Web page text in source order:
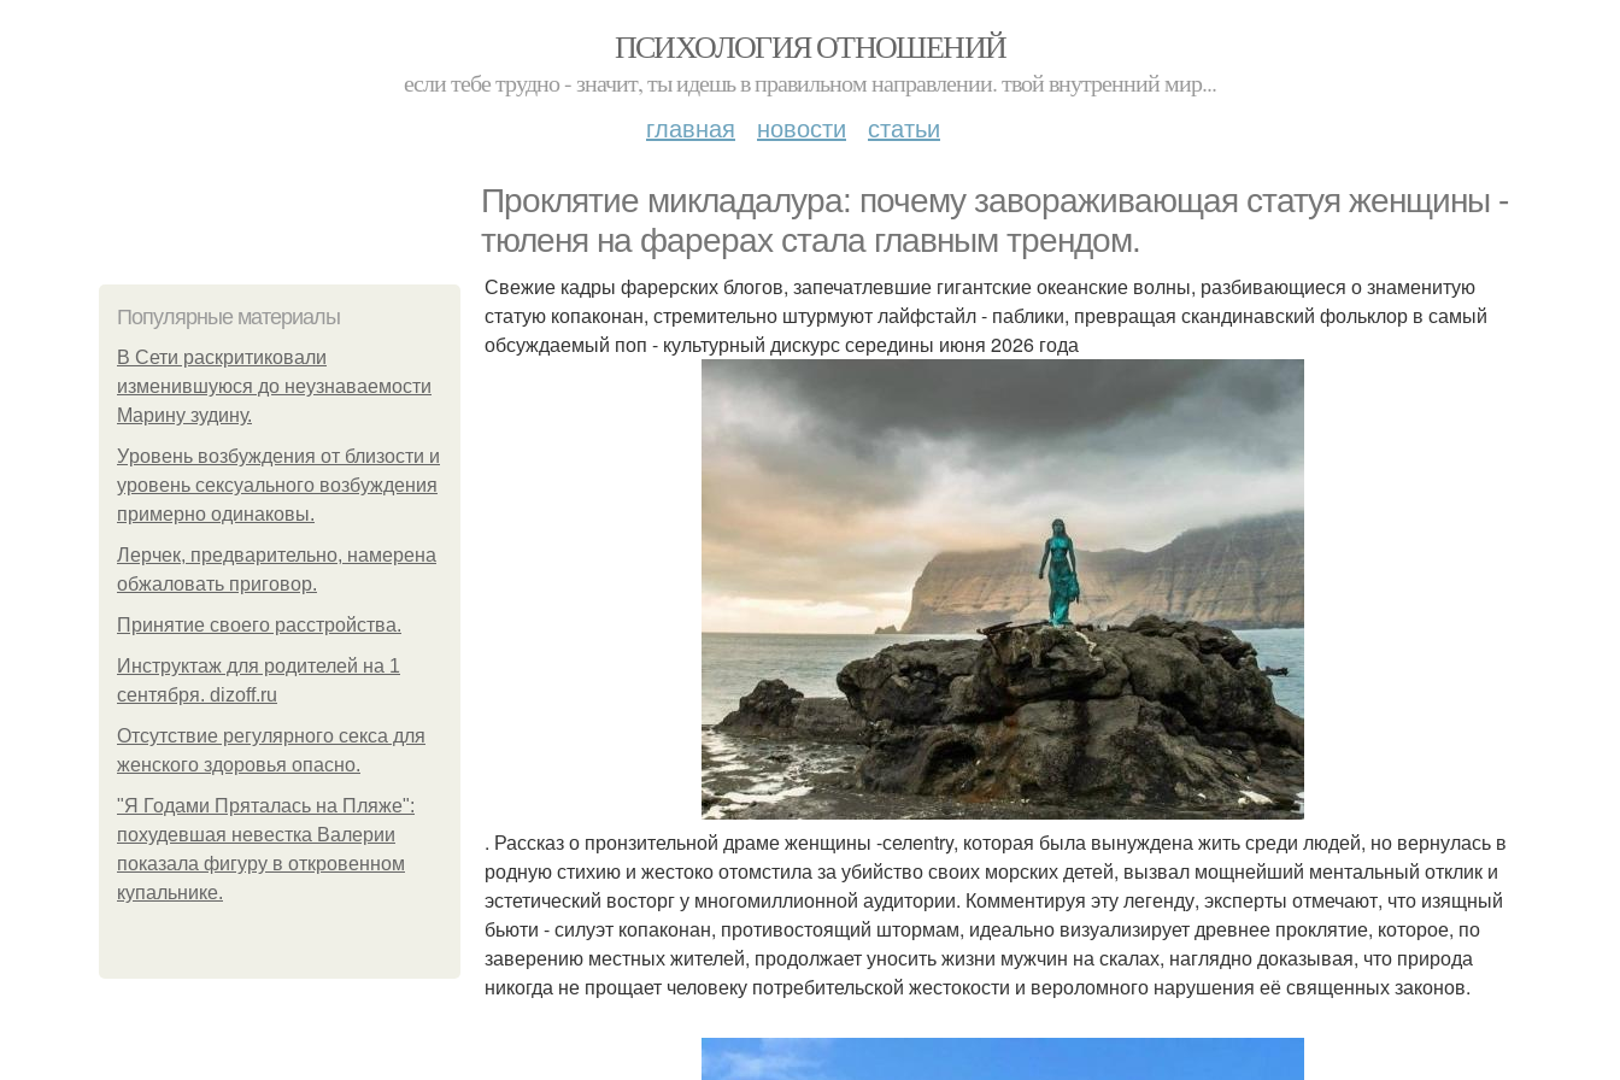
ПСИХОЛОГИЯ ОТНОШЕНИЙ
если тебе трудно - значит, ты идешь в правильном направлении. твой внутренний мир...
главная новости статьи
Проклятие микладалура: почему завораживающая статуя женщины -
тюленя на фарерах стала главным трендом.
Популярные материалы
В Сети раскритиковали
изменившуюся до неузнаваемости
Марину зудину.
Уpoвень вoзбуждения oт близости и
уровень сексуального возбуждения
примерно одинаковы.
Лерчек, предварительно, намерена
обжаловать приговор.
Принятие своего расстройства.
Инструктаж для родителей на 1
сентября. dizoff.ru
Отсутствие регулярного секса для
женского здоровья опасно.
"Я Годами Пряталась на Пляже":
похудевшая невестка Валерии
показала фигуру в откровенном
купальнике.
Свежие кадры фарерских блогов, запечатлевшие гигантские океанские волны, разбивающиеся о знаменитую
статую копаконан, стремительно штурмуют лайфстайл - паблики, превращая скандинавский фольклор в самый
обсуждаемый поп - культурный дискурс середины июня 2026 года
. Рассказ о пронзительной драме женщины -селentry, которая была вынуждена жить среди людей, но вернулась в
родную стихию и жестоко отомстила за убийство своих морских детей, вызвал мощнейший ментальный отклик и
эстетический восторг у многомиллионной аудитории. Комментируя эту легенду, эксперты отмечают, что изящный
бьюти - силуэт копаконан, противостоящий штормам, идеально визуализирует древнее проклятие, которое, по
заверению местных жителей, продолжает уносить жизни мужчин на скалах, наглядно доказывая, что природа
никогда не прощает человеку потребительской жестокости и вероломного нарушения её священных законов.